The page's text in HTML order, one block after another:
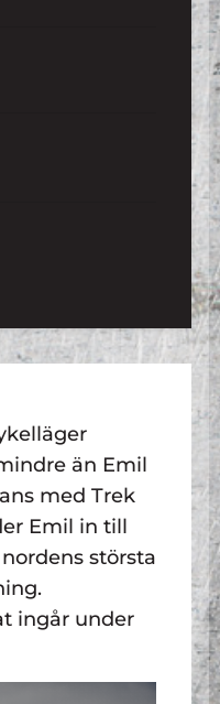
än Emil
med Trek
Emil in till
största
ingår under